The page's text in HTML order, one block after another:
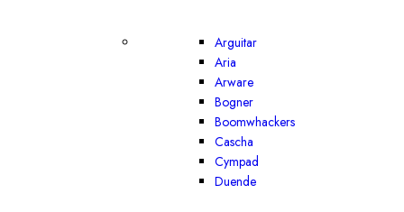
Arguitar
Aria
Arware
Bogner
Boomwhackers
Cascha
Cympad
Duende